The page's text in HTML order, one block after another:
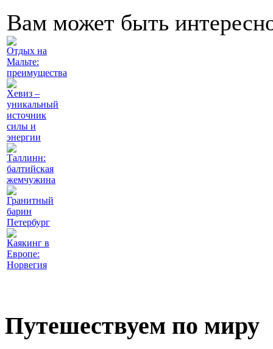
Вам может быть
Отдых на
Мальте:
преимущества
Хевиз –
уникальный
источник
силы и
энергии
Таллинн:
балтийская
жемчужина
Гранитный
барин
Петербург
Каякинг в
Европе:
Норвегия
Путешествуем по миру